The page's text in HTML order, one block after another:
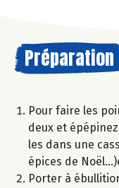
Préparation
Pour faire les
deux et
les dans une
épices de
Porter à